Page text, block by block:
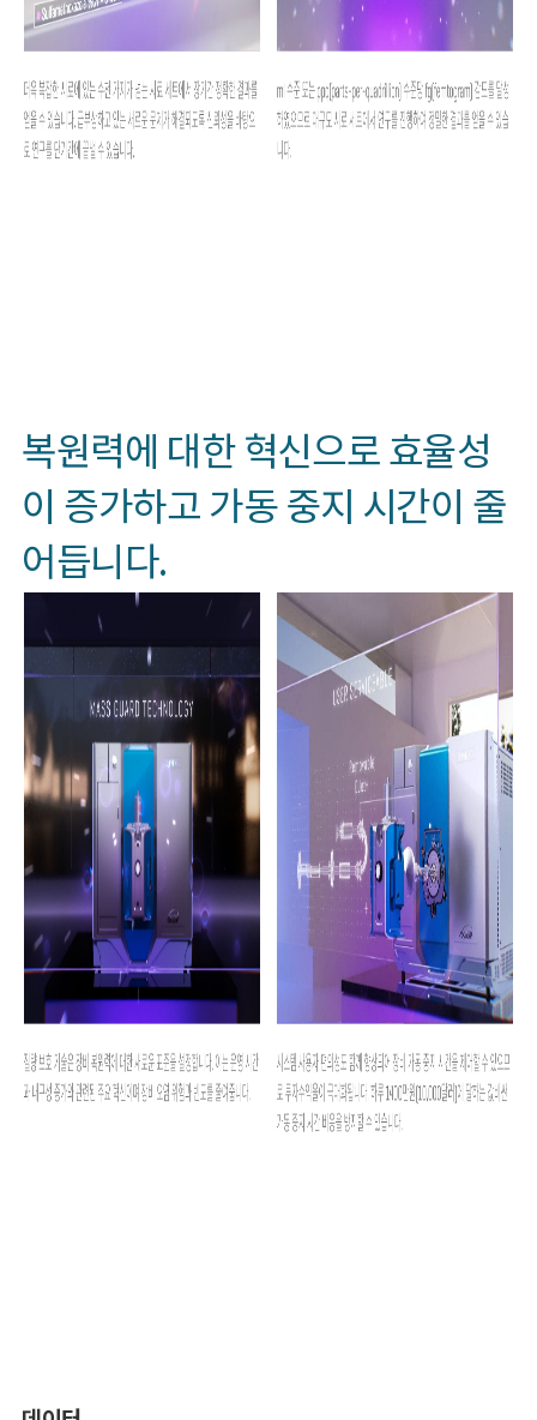
복원력에 대한 혁신으로 효율성
이 증가하고 가동 중지 시간이 줄
어듭니다.